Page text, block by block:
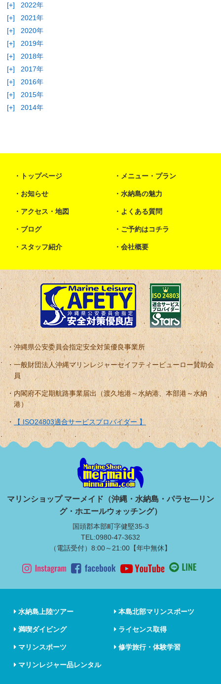
[+]
2022年
[+]
2021年
[+]
2020年
[+]
2019年
[+]
2018年
[+]
2017年
[+]
2016年
[+]
2015年
[+]
2014年
トップページ メニュー・プラン
お知らせ 水納島の魅力
アクセス・地図 よくある質問
ブログ ご予約はコチラ
スタッフ紹介 会社概要
沖縄県公安委員会指定安全対策優良事業所
一般財団法人沖縄マリンレジャーセイフティービューロー賛助会
員
内閣府不定期航路事業届出（渡久地港～水納港、本部港～水納
港）
【 ISO24803適合サービスプロバイダー 】
マリンショップ マーメイド（沖縄・水納島・パラセ―リン
グ・ホエールウォッチング）
国頭郡本部町字健堅35-3
TEL:0980-47-3632
（電話受付）8:00～21:00【年中無休】
水納島上陸ツアー 本島北部マリンスポーツ
満喫ダイビング ライセンス取得
マリンスポーツ 修学旅行・体験学習
マリンレジャー品レンタル